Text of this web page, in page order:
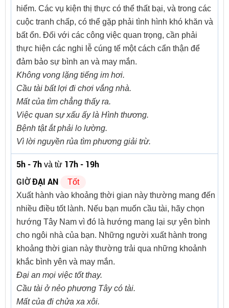
hiểm. Các vụ kiện thị thực có thể thất bại, và trong các
cuộc tranh chấp, có thể gặp phải tình hình khó khăn và
bất ổn. Đối với các công việc quan trọng, cần phải
thực hiện các nghi lễ cúng tế một cách cẩn thận để
đảm bảo sự bình an và may mắn.
Không vong lặng tiếng im hơi.
Cầu tài bất lợi đi chơi vắng nhà.
Mất của tìm chẳng thấy ra.
Việc quan sự xấu ấy là Hình thương.
Bệnh tật ắt phải lo lường.
Vì lời nguyền rủa tìm phương giải trừ.
5h - 7h và từ 17h - 19h
GIỜĐẠI AN
Tốt
Xuất hành vào khoảng thời gian này thường mang đến
nhiều điều tốt lành. Nếu bạn muốn cầu tài, hãy chọn
hướng Tây Nam vì đó là hướng mang lại sự yên bình
cho ngôi nhà của bạn. Những người xuất hành trong
khoảng thời gian này thường trải qua những khoảnh
khắc bình yên và may mắn.
Đại an mọi việc tốt thay.
Cầu tài ở nẻo phương Tây có tài.
Mất của đi chửa xa xôi.